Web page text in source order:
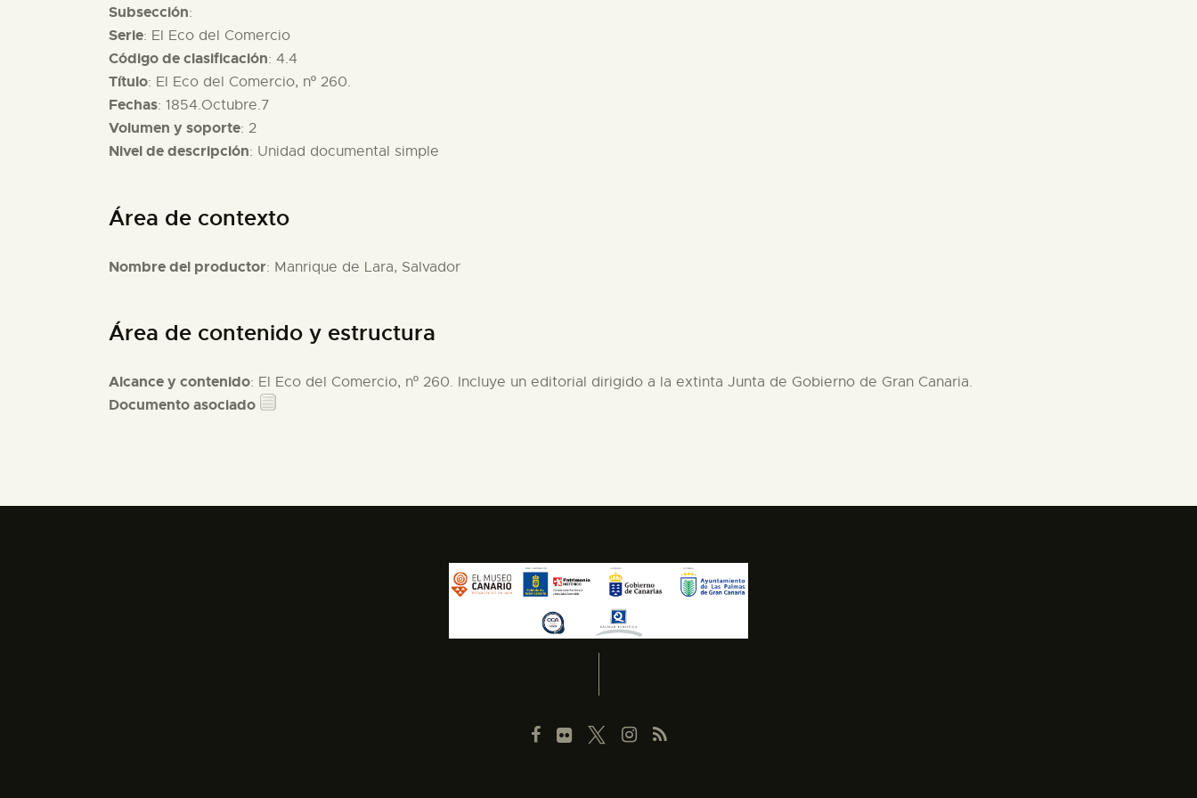
Subsección:
Serie: El Eco del Comercio
Código de clasificación: 4.4
Título: El Eco del Comercio, nº 260.
Fechas: 1854.Octubre.7
Volumen y soporte: 2
Nivel de descripción: Unidad documental simple
Área de contexto
Nombre del productor: Manrique de Lara, Salvador
Área de contenido y estructura
Alcance y contenido: El Eco del Comercio, nº 260. Incluye un editorial dirigido a la extinta Junta de Gobierno de Gran Canaria.
Documento asociado